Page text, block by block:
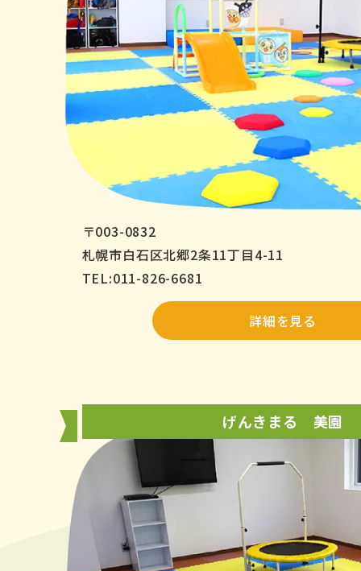
〒003-0832
札幌市白石区北郷2条11丁目4-11
TEL:011-826-6681
詳細を見る
げんきまる 美園